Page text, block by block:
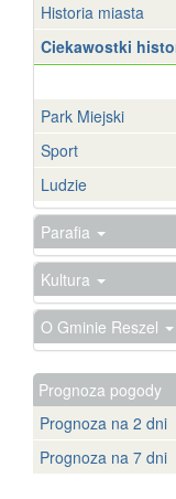
Historia miasta
Ciekawostki
Park Miejski
Sport
Ludzie
Parafia
Kultura
O Gminie Reszel
Prognoza pogody
Prognoza na 2 dni
Prognoza na 7 dni